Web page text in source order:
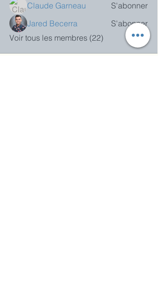
Claude Garneau
S'abonner
Jared Becerra
S'abonner
Voir tous les membres (22)